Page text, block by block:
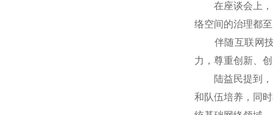
在座谈会上，网
络空间的治理都
伴随互联网技
力，尊重创新、
陆益民提到，
和队伍培养，同